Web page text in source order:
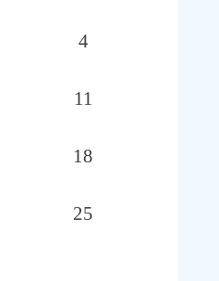
4
11
18
25